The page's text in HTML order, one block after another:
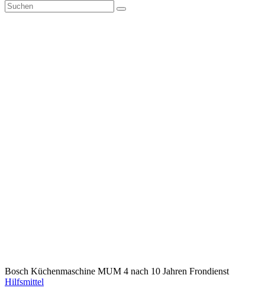
Bosch Küchenmaschine MUM 4 nach 10 Jahren Frondienst
Hilfsmittel